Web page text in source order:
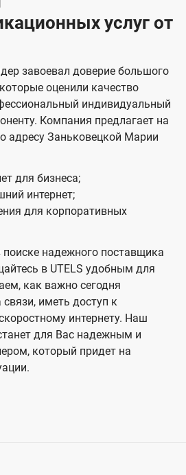
услуг от
завоевал доверие большого
оценили качество
индивидуальный
Компания предлагает на
адресу Заньковецкой Марии
для бизнеса;
интернет;
для корпоративных
поиске надежного поставщика
в UTELS удобным для
как важно сегодня
связи, иметь доступ к
интернету. Наш
для Вас надежным и
который придет на